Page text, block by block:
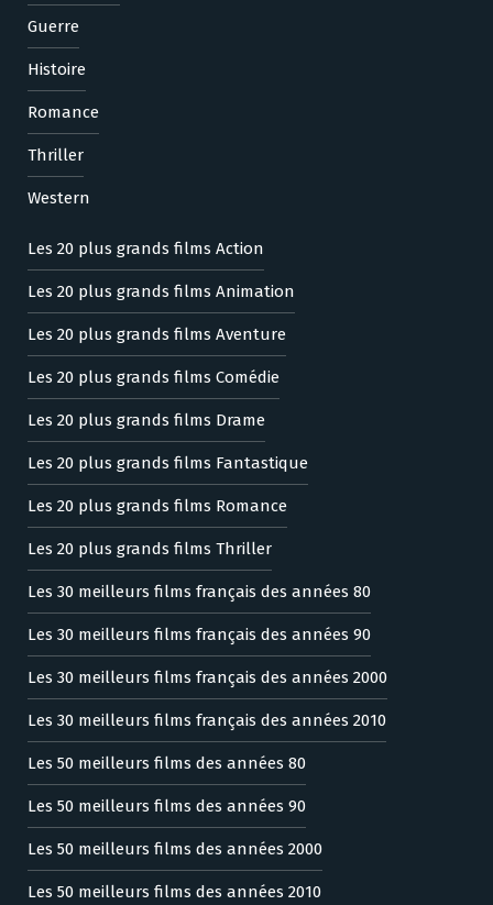
Guerre
Histoire
Romance
Thriller
Western
Les 20 plus grands films Action
Les 20 plus grands films Animation
Les 20 plus grands films Aventure
Les 20 plus grands films Comédie
Les 20 plus grands films Drame
Les 20 plus grands films Fantastique
Les 20 plus grands films Romance
Les 20 plus grands films Thriller
Les 30 meilleurs films français des années 80
Les 30 meilleurs films français des années 90
Les 30 meilleurs films français des années 2000
Les 30 meilleurs films français des années 2010
Les 50 meilleurs films des années 80
Les 50 meilleurs films des années 90
Les 50 meilleurs films des années 2000
Les 50 meilleurs films des années 2010